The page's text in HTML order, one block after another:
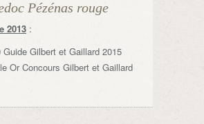
Pézénas rouge
2013 :
Guide Gilbert et Gaillard 2015
Or Concours Gilbert et Gaillard